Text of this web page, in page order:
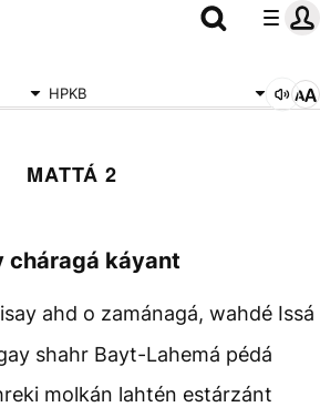
HPKB
MATTÁ 2
cháragá káyant
ahd o zamánagá, wahdé Issá
shahr Bayt-Lahemá pédá
molkán lahtén estárzánt